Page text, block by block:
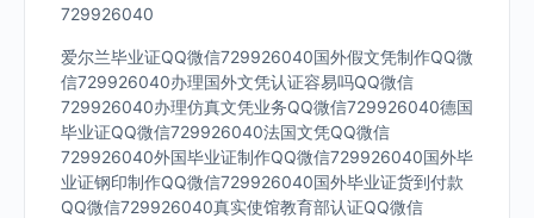
729926040
爱尔兰毕业证QQ微信729926040国外假文凭制作QQ微
信729926040办理国外文凭认证容易吗QQ微信
729926040办理仿真文凭业务QQ微信729926040德国
毕业证QQ微信729926040法国文凭QQ微信
729926040外国毕业证制作QQ微信729926040国外毕
业证钢印制作QQ微信729926040国外毕业证货到付款
QQ微信729926040真实使馆教育部认证QQ微信